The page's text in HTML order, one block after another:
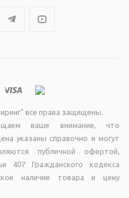
все права защищены.
ваше внимание, что
указаны справочно и могут
публичной офертой,
407 Граждaнского кодекса
наличие товара и цену